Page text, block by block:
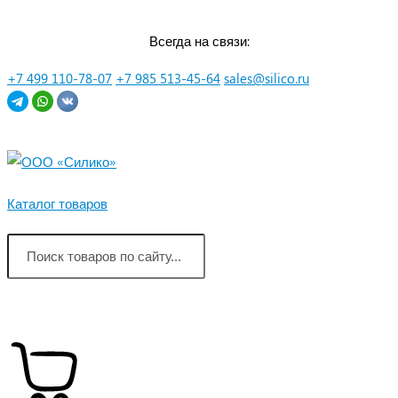
Всегда на связи:
+7 499 110-78-07 +7 985 513-45-64 sales@silico.ru
Каталог товаров